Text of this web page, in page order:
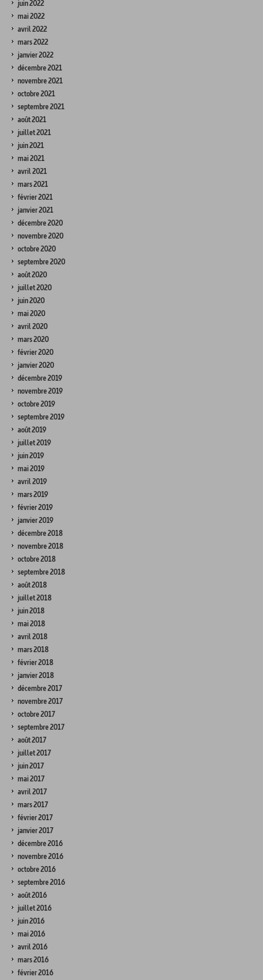
juin 2022
mai 2022
avril 2022
mars 2022
janvier 2022
décembre 2021
novembre 2021
octobre 2021
septembre 2021
août 2021
juillet 2021
juin 2021
mai 2021
avril 2021
mars 2021
février 2021
janvier 2021
décembre 2020
novembre 2020
octobre 2020
septembre 2020
août 2020
juillet 2020
juin 2020
mai 2020
avril 2020
mars 2020
février 2020
janvier 2020
décembre 2019
novembre 2019
octobre 2019
septembre 2019
août 2019
juillet 2019
juin 2019
mai 2019
avril 2019
mars 2019
février 2019
janvier 2019
décembre 2018
novembre 2018
octobre 2018
septembre 2018
août 2018
juillet 2018
juin 2018
mai 2018
avril 2018
mars 2018
février 2018
janvier 2018
décembre 2017
novembre 2017
octobre 2017
septembre 2017
août 2017
juillet 2017
juin 2017
mai 2017
avril 2017
mars 2017
février 2017
janvier 2017
décembre 2016
novembre 2016
octobre 2016
septembre 2016
août 2016
juillet 2016
juin 2016
mai 2016
avril 2016
mars 2016
février 2016